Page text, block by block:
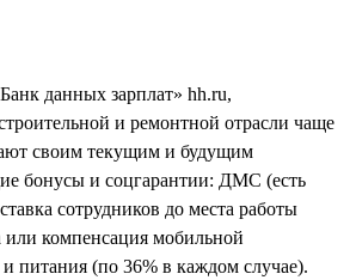
данных зарплат» hh.ru,
и ремонтной отрасли чаще
своим текущим и будущим
бонусы и соцгарантии: ДМС (есть
сотрудников до места работы
или компенсация мобильной
питания (по 36% в каждом случае).